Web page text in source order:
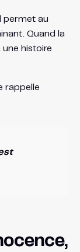
permet au
Quand la
une histoire
rappelle